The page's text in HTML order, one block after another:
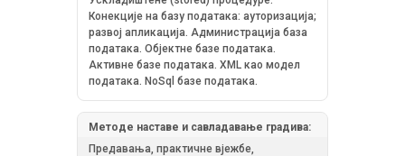
Конекције на базу података: ауторизација;
развој апликација. Администрација база
података. Објектне базе података.
Активне базе података. XML као модел
података. NoSql базе података.
Методе наставе и савладавање градива:
Предавања, практичне вјежбе,